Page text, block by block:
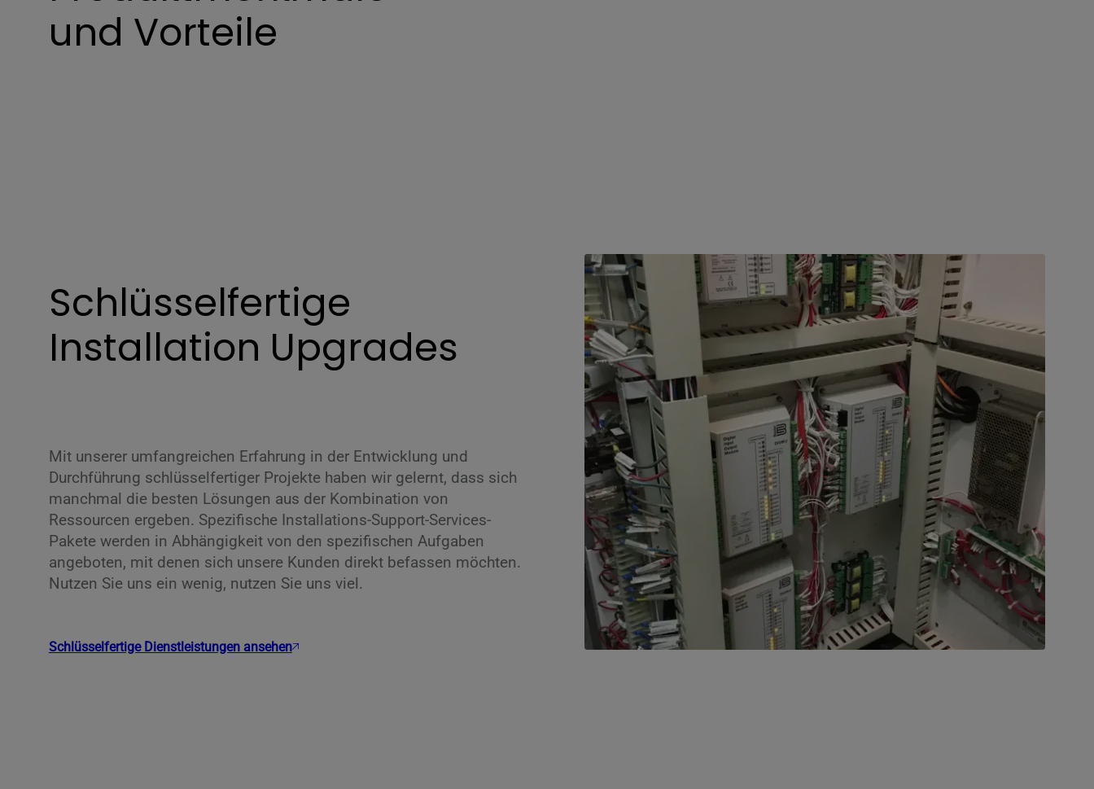
und Vorteile
Schlüsselfertige
Installation Upgrades
Mit unserer umfangreichen Erfahrung in der Entwicklung und
Durchführung schlüsselfertiger Projekte haben wir gelernt, dass sich
manchmal die besten Lösungen aus der Kombination von
Ressourcen ergeben. Spezifische Installations-Support-Services-
Pakete werden in Abhängigkeit von den spezifischen Aufgaben
angeboten, mit denen sich unsere Kunden direkt befassen möchten.
Nutzen Sie uns ein wenig, nutzen Sie uns viel.
Schlüsselfertige Dienstleistungen ansehen